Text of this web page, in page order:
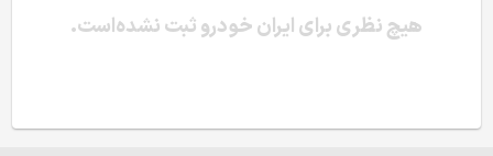
هیچ نظری برای ایران خودرو ثبت نشده‌است.